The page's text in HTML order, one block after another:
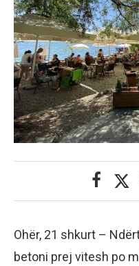
Ohër, 21 shkurt –
betoni prej vitesh po